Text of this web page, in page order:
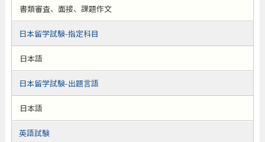
書類審査、面接、課題作文
日本留学試験-指定科目
日本語
日本留学試験-出題言語
日本語
英語試験